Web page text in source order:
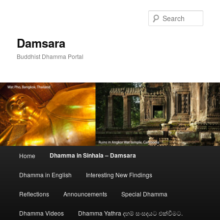
Damsara
Buddhist Dhamma Portal
Home Dhamma in Sinhala – Damsara
Dhamma in English Interesting New Findings
Reflections Announcements Special Dhamma
Dhamma Videos Dhamma Yathra දහම් සංසදයට එක්වීමට.